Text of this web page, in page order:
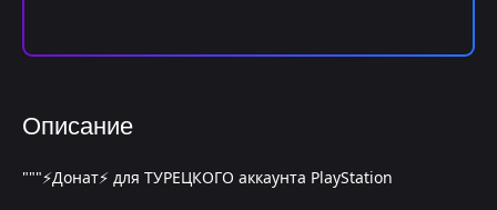
Описание
"""⚡Донат⚡ для ТУРЕЦКОГО аккаунта PlayStation